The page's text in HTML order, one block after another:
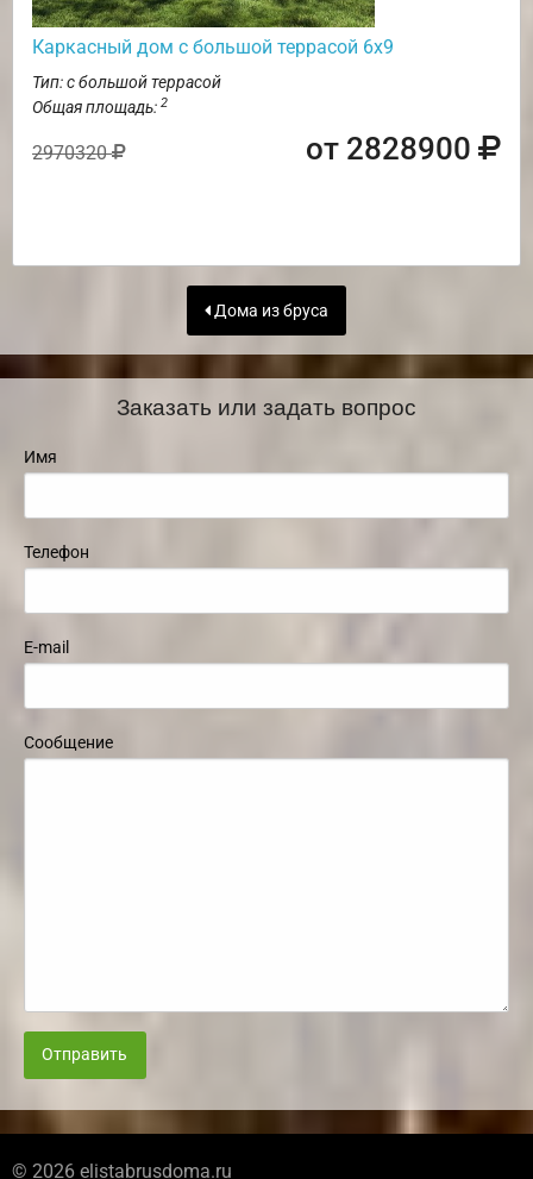
Каркасный дом с большой террасой 6х9
Тип: с большой террасой
Общая площадь: 2
2970320 от 2828900
Дома из бруса
Заказать или задать вопрос
Имя
Телефон
E-mail
Сообщение
Отправить
© 2026 elistabrusdoma.ru